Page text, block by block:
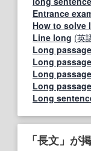
Entrance
How to solve
Line long (英
Long
Long
Long
Long
Long
「長文」が